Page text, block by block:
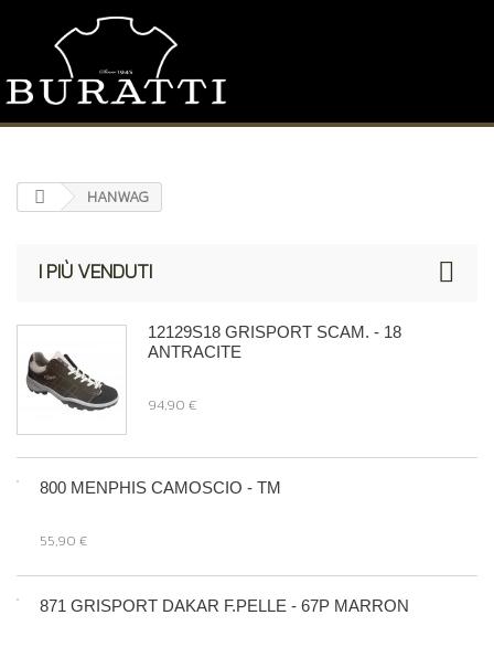
HANWAG
I PIÙ VENDUTI
12129S18 GRISPORT SCAM. - 18
ANTRACITE
94,90 €
800 MENPHIS CAMOSCIO - TM
55,90 €
871 GRISPORT DAKAR F.PELLE - 67P MARRON